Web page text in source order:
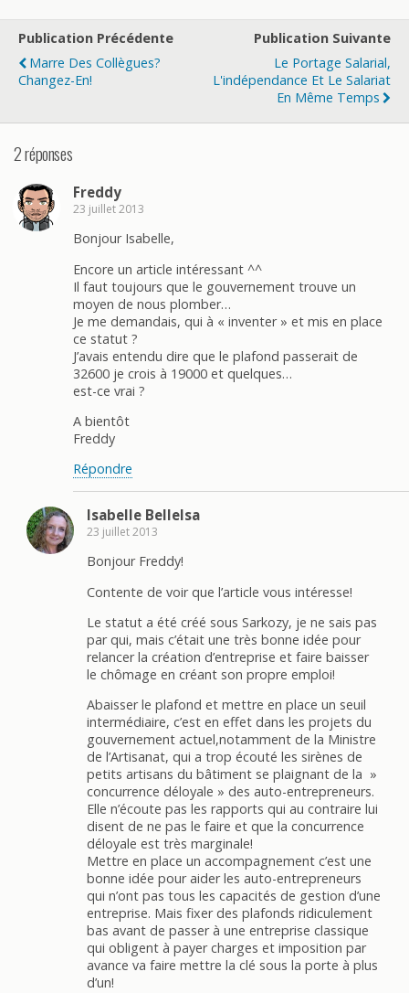
Publication Précédente
Marre Des Collègues?
Changez-En!
Publication Suivante
Le Portage Salarial,
L'indépendance Et Le Salariat
En Même Temps
2 réponses
Freddy
23 juillet 2013
Bonjour Isabelle,
Encore un article intéressant ^^
Il faut toujours que le gouvernement trouve un
moyen de nous plomber…
Je me demandais, qui à « inventer » et mis en place
ce statut ?
J’avais entendu dire que le plafond passerait de
32600 je crois à 19000 et quelques…
est-ce vrai ?
A bientôt
Freddy
Répondre
Isabelle BelleIsa
23 juillet 2013
Bonjour Freddy!
Contente de voir que l’article vous intéresse!
Le statut a été créé sous Sarkozy, je ne sais pas
par qui, mais c’était une très bonne idée pour
relancer la création d’entreprise et faire baisser
le chômage en créant son propre emploi!
Abaisser le plafond et mettre en place un seuil
intermédiaire, c’est en effet dans les projets du
gouvernement actuel,notamment de la Ministre
de l’Artisanat, qui a trop écouté les sirènes de
petits artisans du bâtiment se plaignant de la »
concurrence déloyale » des auto-entrepreneurs.
Elle n’écoute pas les rapports qui au contraire lui
disent de ne pas le faire et que la concurrence
déloyale est très marginale!
Mettre en place un accompagnement c’est une
bonne idée pour aider les auto-entrepreneurs
qui n’ont pas tous les capacités de gestion d’une
entreprise. Mais fixer des plafonds ridiculement
bas avant de passer à une entreprise classique
qui obligent à payer charges et imposition par
avance va faire mettre la clé sous la porte à plus
d’un!